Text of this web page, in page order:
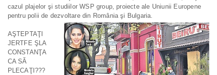
cazul plajelor şi studiilor WSP group, proiecte ale Uniunii Europene
pentru polii de dezvoltare din România şi Bulgaria.
AŞTEPTAŢI
JERTFE ŞLA
CONSTANŢA
CA SĂ
PLECAŢI???